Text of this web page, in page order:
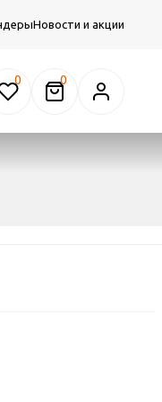
Новости и акции
0